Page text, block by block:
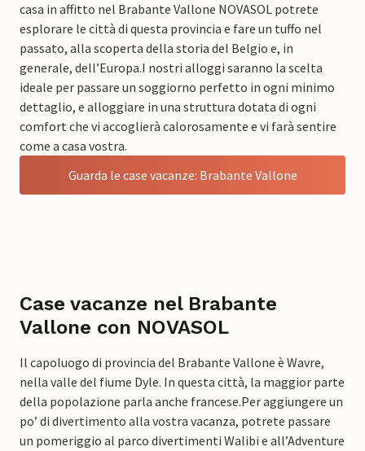
casa in affitto nel Brabante Vallone NOVASOL potrete
esplorare le città di questa provincia e fare un tuffo nel
passato, alla scoperta della storia del Belgio e, in
generale, dell’Europa.I nostri alloggi saranno la scelta
ideale per passare un soggiorno perfetto in ogni minimo
dettaglio, e alloggiare in una struttura dotata di ogni
comfort che vi accoglierà calorosamente e vi farà sentire
come a casa vostra.
Guarda le case vacanze: Brabante Vallone
Case vacanze nel Brabante
Vallone con NOVASOL
Il capoluogo di provincia del Brabante Vallone è Wavre,
nella valle del fiume Dyle. In questa città, la maggior parte
della popolazione parla anche francese.Per aggiungere un
po’ di divertimento alla vostra vacanza, potrete passare
un pomeriggio al parco divertimenti Walibi e all’Adventure